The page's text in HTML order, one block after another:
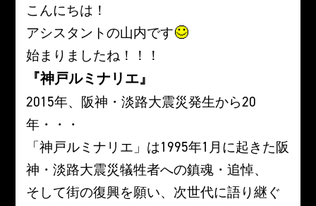
こんにちは！
アシスタントの山内です
始まりましたね！！！
『神戸ルミナリエ』
2015年、阪神・淡路大震災発生から20
年・・・
「神戸ルミナリエ」は1995年1月に起きた阪
神・淡路大震災犠牲者への鎮魂・追悼、
そして街の復興を願い、次世代に語り継ぐ